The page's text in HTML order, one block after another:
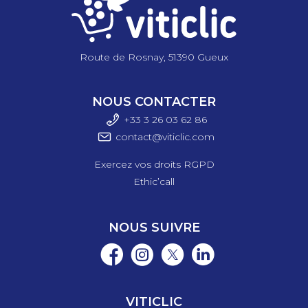
Route de Rosnay, 51390 Gueux
NOUS CONTACTER
+33 3 26 03 62 86
contact@viticlic.com
Exercez vos droits RGPD
Ethic’call
NOUS SUIVRE
VITICLIC